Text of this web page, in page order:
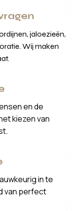
jaloezieën,
Wij maken
en de
kiezen van
in te
van perfect